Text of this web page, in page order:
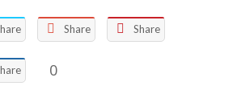
Share Share
0